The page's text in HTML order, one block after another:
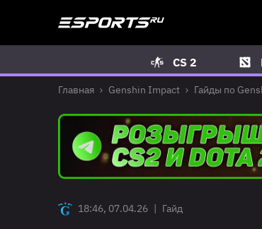
CS 2
Главная Genshin Impact Гайды по
18:46, 07.04.26 | Гайд